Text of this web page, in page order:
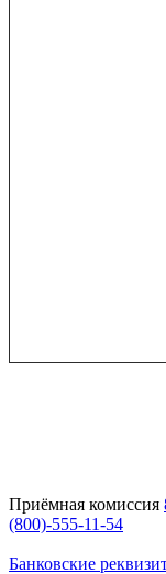
Приёмная комиссия
(800)-555-11-54
Банковские